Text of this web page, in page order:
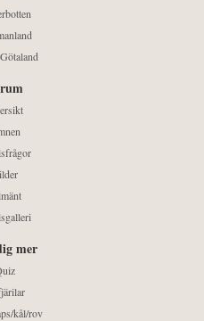
mer
kål/rov